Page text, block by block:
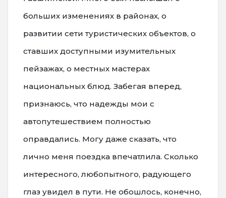
больших изменениях в районах, о
развитии сети туристических объектов, о
ставших доступными изумительных
пейзажах, о местных мастерах
национальных блюд. Забегая вперед,
признаюсь, что надежды мои с
автопутешествием полностью
оправдались. Могу даже сказать, что
лично меня поездка впечатлила. Сколько
интересного, любопытного, радующего
глаз увидел в пути. Не обошлось, конечно,